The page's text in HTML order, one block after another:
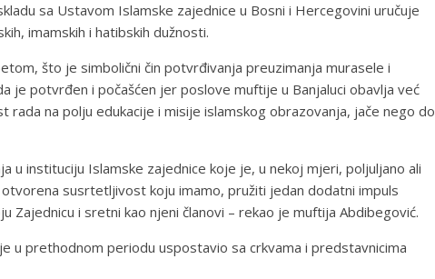
sa Ustavom Islamske zajednice u Bosni i Hercegovini uručuje
imamskih i hatibskih dužnosti.
što je simbolični čin potvrđivanja preuzimanja murasele i
je potvrđen i počašćen jer poslove muftije u Banjaluci obavlja već
na polju edukacije i misije islamskog obrazovanja, jače nego do
u instituciju Islamske zajednice koje je, u nekoj mjeri, poljuljano ali
susrtetljivost koju imamo, pružiti jedan dodatni impuls
Zajednicu i sretni kao njeni članovi – rekao je muftija Abdibegović.
u prethodnom periodu uspostavio sa crkvama i predstavnicima